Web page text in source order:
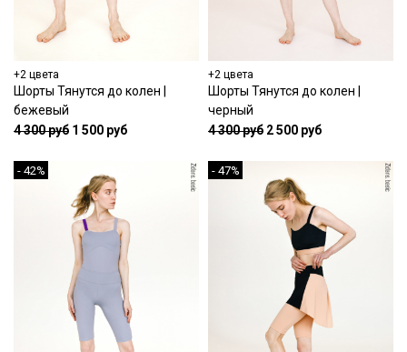
+2 цвета
Шорты Тянутся до колен |
бежевый
4 300 руб 1 500 руб
+2 цвета
Шорты Тянутся до колен |
черный
4 300 руб 2 500 руб
- 42% - 47%